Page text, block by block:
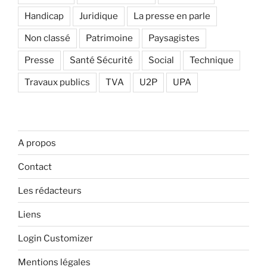
Handicap Juridique La presse en parle
Non classé Patrimoine Paysagistes
Presse Santé Sécurité Social Technique
Travaux publics TVA U2P UPA
A propos
Contact
Les rédacteurs
Liens
Login Customizer
Mentions légales